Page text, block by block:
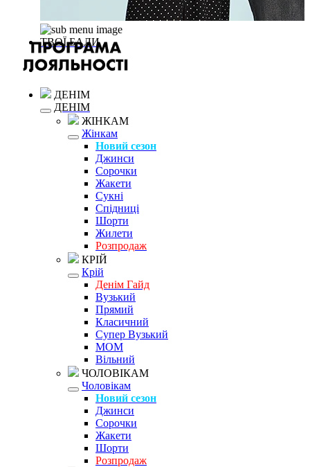
ТВОЇ БАЛИ
ДЕНІМ
ДЕНІМ
ЖІНКАМ
Жінкам
Новий сезон
Джинси
Сорочки
Жакети
Сукні
Спідниці
Шорти
Жилети
Розпродаж
КРІЙ
Крій
Денім Гайд
Вузький
Прямий
Класичний
Супер Вузький
MOM
Вільний
ЧОЛОВІКАМ
Чоловікам
Новий сезон
Джинси
Сорочки
Жакети
Шорти
Розпродаж